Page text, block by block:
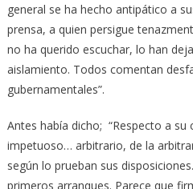
general se ha hecho antipático a
prensa, a quien persigue
no ha querido escuchar, lo han
aislamiento. Todos comentan
gubernamentales”.
Antes había dicho; “Respecto a
impetuoso… arbitrario, de la
según lo prueban sus
primeros arranques. Parece que